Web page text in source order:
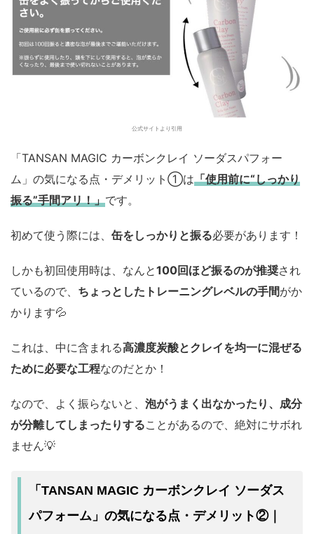
公式サイトより引用
「TANSAN MAGIC カーボンクレイ ソーダスパフォー
ム」の気になる点・デメリット①は「使用前に“しっかり
振る”手間アリ！」です。
初めて使う際には、 缶をしっかりと振る必要があります！
しかも初回使用時は、なんと100回ほど振るのが推奨され
ているので、 ちょっとしたトレーニングレベルの手間がか
かります💦
これは、中に含まれる高濃度炭酸とクレイを均一に混ぜる
ために必要な工程なのだとか！
なので、よく振らないと、 泡がうまく出なかったり、成分
が分離してしまったりすることがあるので、絶対にサボれ
ません💡
「TANSAN MAGIC カーボンクレイ ソーダス
パフォーム」の気になる点・デメリット②｜